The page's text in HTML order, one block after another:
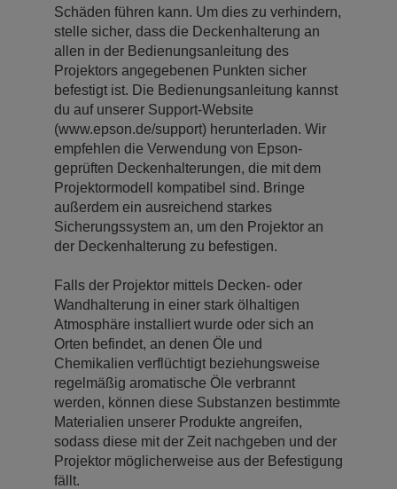
Schäden führen kann. Um dies zu verhindern,
stelle sicher, dass die Deckenhalterung an
allen in der Bedienungsanleitung des
Projektors angegebenen Punkten sicher
befestigt ist. Die Bedienungsanleitung kannst
du auf unserer Support-Website
(www.epson.de/support) herunterladen. Wir
empfehlen die Verwendung von Epson-
geprüften Deckenhalterungen, die mit dem
Projektormodell kompatibel sind. Bringe
außerdem ein ausreichend starkes
Sicherungssystem an, um den Projektor an
der Deckenhalterung zu befestigen.
Falls der Projektor mittels Decken- oder
Wandhalterung in einer stark ölhaltigen
Atmosphäre installiert wurde oder sich an
Orten befindet, an denen Öle und
Chemikalien verflüchtigt beziehungsweise
regelmäßig aromatische Öle verbrannt
werden, können diese Substanzen bestimmte
Materialien unserer Produkte angreifen,
sodass diese mit der Zeit nachgeben und der
Projektor möglicherweise aus der Befestigung
fällt.